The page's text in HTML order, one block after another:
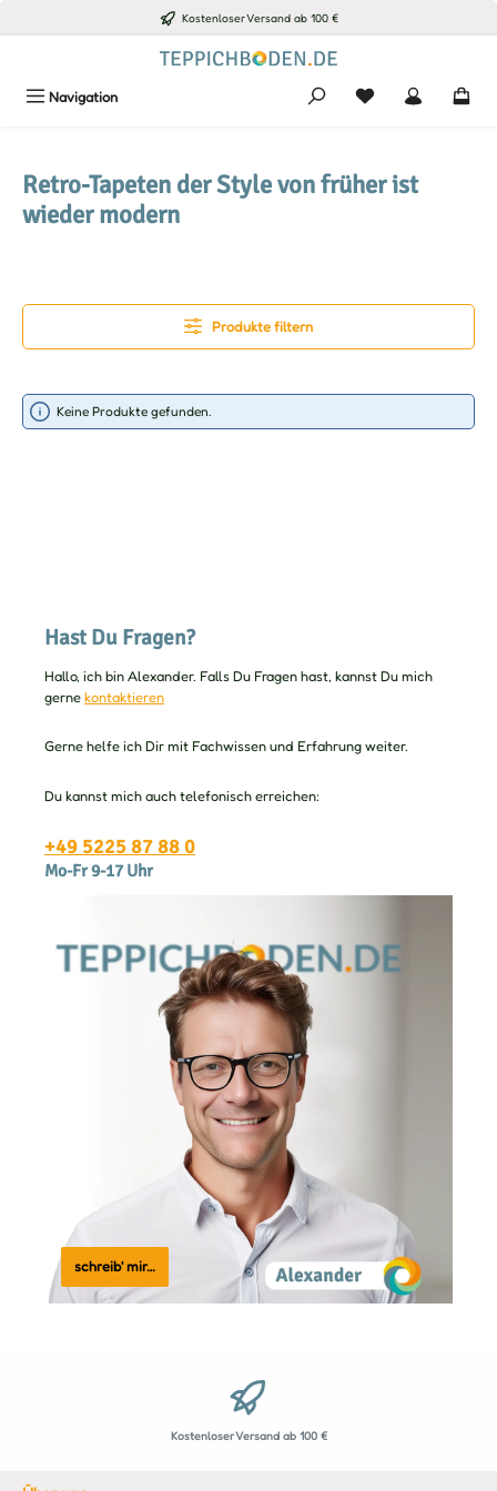
Zum Hauptinhalt springen Kostenloser Versand ab 100 €
Navigation Du hast 0
Retro-Tapeten der Style von früher ist
wieder modern
Produkte filtern
Keine Produkte gefunden.
Hast Du Fragen?
Hallo, ich bin Alexander. Falls Du Fragen hast, kannst Du mich
gerne kontaktieren
Gerne helfe ich Dir mit Fachwissen und Erfahrung weiter.
Du kannst mich auch telefonisch erreichen:
+49 5225 87 88 0
Mo-Fr 9-17 Uhr
schreib' mir…
Kostenloser Versand ab 100 €